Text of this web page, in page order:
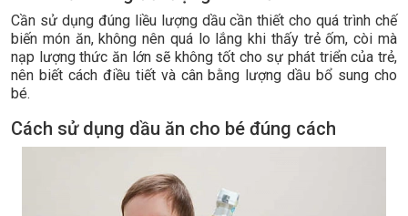
Cần sử dụng đúng liều lượng dầu cần thiết cho quá trình chế
biến món ăn, không nên quá lo lắng khi thấy trẻ ốm, còi mà
nạp lượng thức ăn lớn sẽ không tốt cho sự phát triển của trẻ,
nên biết cách điều tiết và cân bằng lượng dầu bổ sung cho
bé.
Cách sử dụng dầu ăn cho bé đúng cách